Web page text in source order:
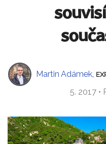
Martin Adámek
5. 2017 •